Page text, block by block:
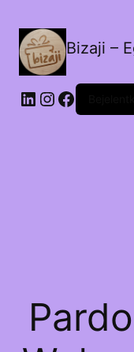
Bizaji –
LinkedIn
Instagram
Facebook